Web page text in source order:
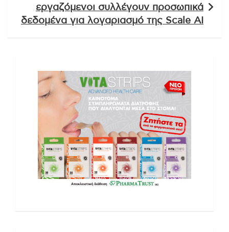
εργαζόμενοι συλλέγουν προσωπικά
δεδομένα για λογαριασμό της Scale AI